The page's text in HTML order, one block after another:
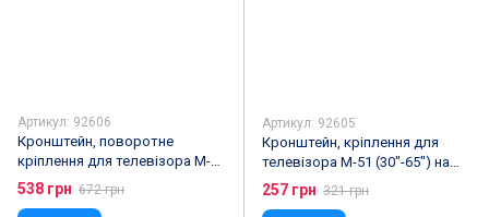
Артикул: 92606
Кронштейн, поворотне
кріплення для телевізора M-54
(22"-43") на стіну з поворотом
на 180º
538 грн 672 грн
Артикул: 92605
Кронштейн, кріплення для
телевізора M-51 (30"-65") на
стіну
257 грн 321 грн